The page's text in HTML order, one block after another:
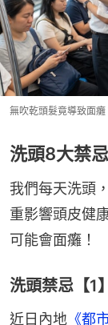
無吹乾頭髮竟導致面癱
洗頭8大禁
我們每天洗頭
重影響頭皮健
可能會面癱！
洗頭禁忌【
近日內地 《都